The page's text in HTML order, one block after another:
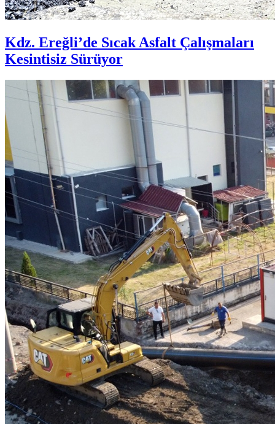
Kdz. Ereğli’de Sıcak Asfalt Çalışmaları
Kesintisiz Sürüyor